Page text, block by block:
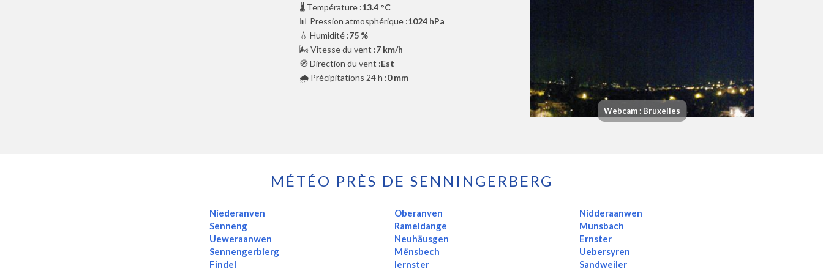
🌡️ Température :13.4 °C
📊 Pression atmosphérique :1024 hPa
💧 Humidité :75 %
🌬️ Vitesse du vent :7 km/h
🧭 Direction du vent :Est
🌧️ Précipitations 24 h :0 mm
Webcam : Bruxelles
MÉTÉO PRÈS DE SENNINGERBERG
Niederanven
Senneng
Ueweraanwen
Sennengerbierg
Findel
Oberanven
Rameldange
Neuhäusgen
Mënsbech
Iernster
Nidderaanwen
Munsbach
Ernster
Uebersyren
Sandweiler